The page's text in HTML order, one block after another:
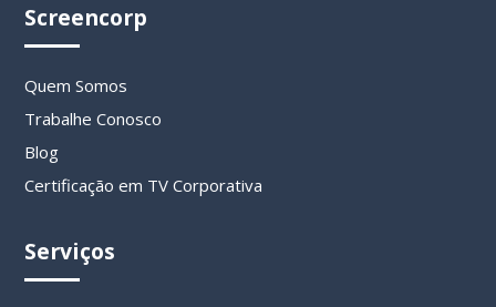
Screencorp
Quem Somos
Trabalhe Conosco
Blog
Certificação em TV Corporativa
Serviços